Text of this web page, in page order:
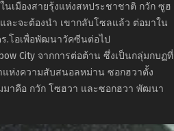
เมืองสายรุ้งแห่งสหประชาชาติ กวัก ซูฮ
ละจะต้องนำ เขากลับโซลแล้ว ต่อมาใน
.โอเพื่อพัฒนาวัคซีนต่อไป
City จากการต่อต้าน ซึ่งเป็นกลุ่มกบฏที่
แห่งความสับสนอลหม่าน ซอกฮวาตั้ง
มาคือ กวัก โซฮวา และซอกฮวา พัฒนา